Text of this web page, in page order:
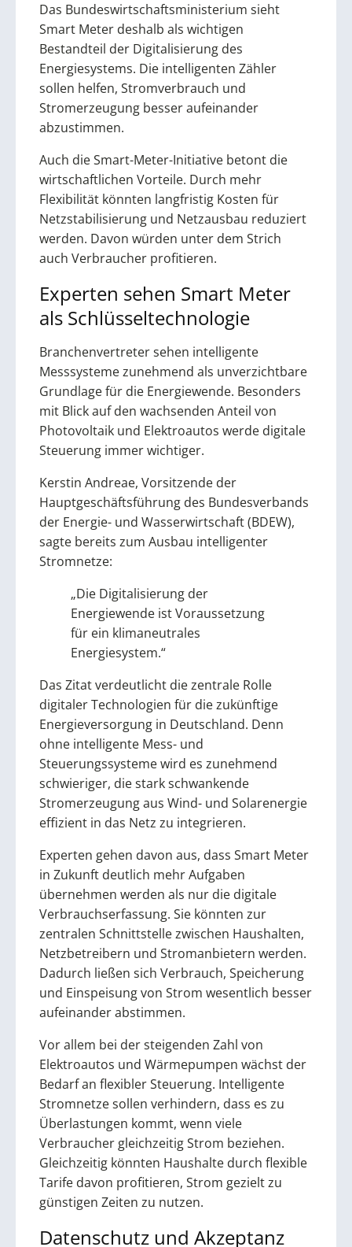
Das Bundeswirtschaftsministerium sieht
Smart Meter deshalb als wichtigen
Bestandteil der Digitalisierung des
Energiesystems. Die intelligenten Zähler
sollen helfen, Stromverbrauch und
Stromerzeugung besser aufeinander
abzustimmen.
Auch die Smart-Meter-Initiative betont die
wirtschaftlichen Vorteile. Durch mehr
Flexibilität könnten langfristig Kosten für
Netzstabilisierung und Netzausbau reduziert
werden. Davon würden unter dem Strich
auch Verbraucher profitieren.
Experten sehen Smart Meter
als Schlüsseltechnologie
Branchenvertreter sehen intelligente
Messsysteme zunehmend als unverzichtbare
Grundlage für die Energiewende. Besonders
mit Blick auf den wachsenden Anteil von
Photovoltaik und Elektroautos werde digitale
Steuerung immer wichtiger.
Kerstin Andreae, Vorsitzende der
Hauptgeschäftsführung des Bundesverbands
der Energie- und Wasserwirtschaft (BDEW),
sagte bereits zum Ausbau intelligenter
Stromnetze:
„Die Digitalisierung der
Energiewende ist Voraussetzung
für ein klimaneutrales
Energiesystem.“
Das Zitat verdeutlicht die zentrale Rolle
digitaler Technologien für die zukünftige
Energieversorgung in Deutschland. Denn
ohne intelligente Mess- und
Steuerungssysteme wird es zunehmend
schwieriger, die stark schwankende
Stromerzeugung aus Wind- und Solarenergie
effizient in das Netz zu integrieren.
Experten gehen davon aus, dass Smart Meter
in Zukunft deutlich mehr Aufgaben
übernehmen werden als nur die digitale
Verbrauchserfassung. Sie könnten zur
zentralen Schnittstelle zwischen Haushalten,
Netzbetreibern und Stromanbietern werden.
Dadurch ließen sich Verbrauch, Speicherung
und Einspeisung von Strom wesentlich besser
aufeinander abstimmen.
Vor allem bei der steigenden Zahl von
Elektroautos und Wärmepumpen wächst der
Bedarf an flexibler Steuerung. Intelligente
Stromnetze sollen verhindern, dass es zu
Überlastungen kommt, wenn viele
Verbraucher gleichzeitig Strom beziehen.
Gleichzeitig könnten Haushalte durch flexible
Tarife davon profitieren, Strom gezielt zu
günstigen Zeiten zu nutzen.
Datenschutz und Akzeptanz